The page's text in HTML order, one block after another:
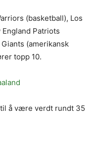
(basketball), Los
Patriots
(amerikansk
topp 10.
å være verdt rundt 35